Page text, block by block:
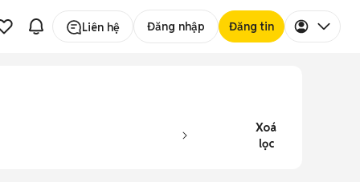
Liên hệ Đăng nhập Đăng tin
Xoá
lọc